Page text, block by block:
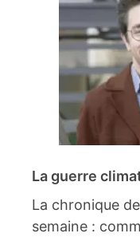
La guerre
La chronique
semaine :